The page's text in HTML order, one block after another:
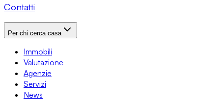
Contatti
Per chi cerca casa
Immobili
Valutazione
Agenzie
Servizi
News